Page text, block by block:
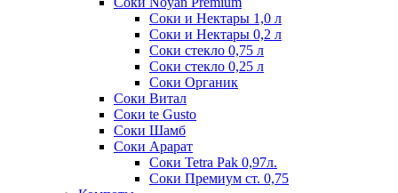
Соки и Нектары 1,0 л
Соки и Нектары 0,2 л
Соки стекло 0,75 л
Соки стекло 0,25 л
Соки Органик
Соки Витал
Соки te Gusto
Соки Шамб
Соки Арарат
Соки Tetra Pak 0,97л.
Соки Премиум ст. 0,75